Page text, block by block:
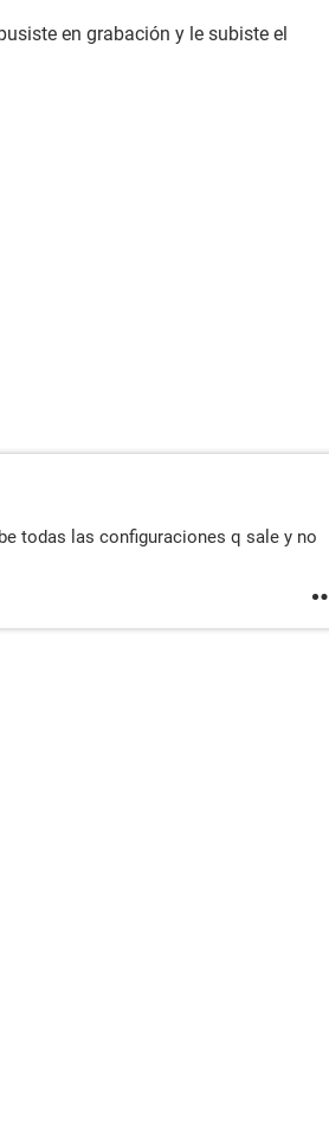
en grabación y le subiste el
todas las configuraciones q sale y no